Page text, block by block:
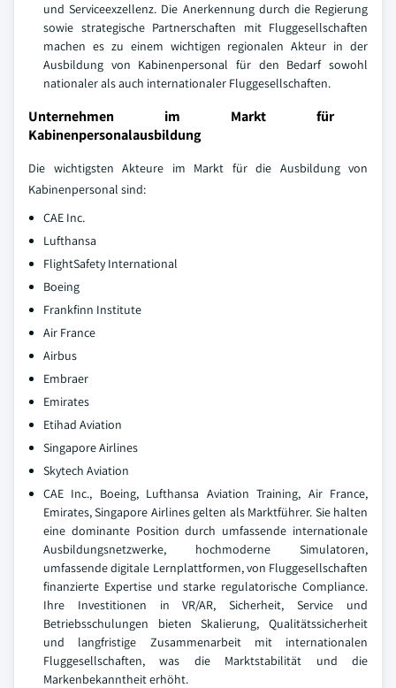
und Serviceexzellenz. Die Anerkennung durch die Regierung
sowie strategische Partnerschaften mit Fluggesellschaften
machen es zu einem wichtigen regionalen Akteur in der
Ausbildung von Kabinenpersonal für den Bedarf sowohl
nationaler als auch internationaler Fluggesellschaften.
Unternehmen im Markt für
Kabinenpersonalausbildung
Die wichtigsten Akteure im Markt für die Ausbildung von
Kabinenpersonal sind:
CAE Inc.
Lufthansa
FlightSafety International
Boeing
Frankfinn Institute
Air France
Airbus
Embraer
Emirates
Etihad Aviation
Singapore Airlines
Skytech Aviation
CAE Inc., Boeing, Lufthansa Aviation Training, Air France,
Emirates, Singapore Airlines gelten als Marktführer. Sie halten
eine dominante Position durch umfassende internationale
Ausbildungsnetzwerke, hochmoderne Simulatoren,
umfassende digitale Lernplattformen, von Fluggesellschaften
finanzierte Expertise und starke regulatorische Compliance.
Ihre Investitionen in VR/AR, Sicherheit, Service und
Betriebsschulungen bieten Skalierung, Qualitätssicherheit
und langfristige Zusammenarbeit mit internationalen
Fluggesellschaften, was die Marktstabilität und die
Markenbekanntheit erhöht.